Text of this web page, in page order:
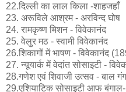
22.दिल्ली का लाल किला -शाहजहाँ
23. अरूविले आश्रम - अरविन्द घोष
24. रामकृष्ण मिशन - विवेकानंद
25. वेलुर मठ - स्वामी विवेकानंद
26.शिकागों में भाषण - विवेकानंद
27. न्यूयार्क में वेदांत सोसाइटी -
28.गणेश एवं शिवाजी उत्सव - बाल
29.एशियाटिक सोसाइटी आफ